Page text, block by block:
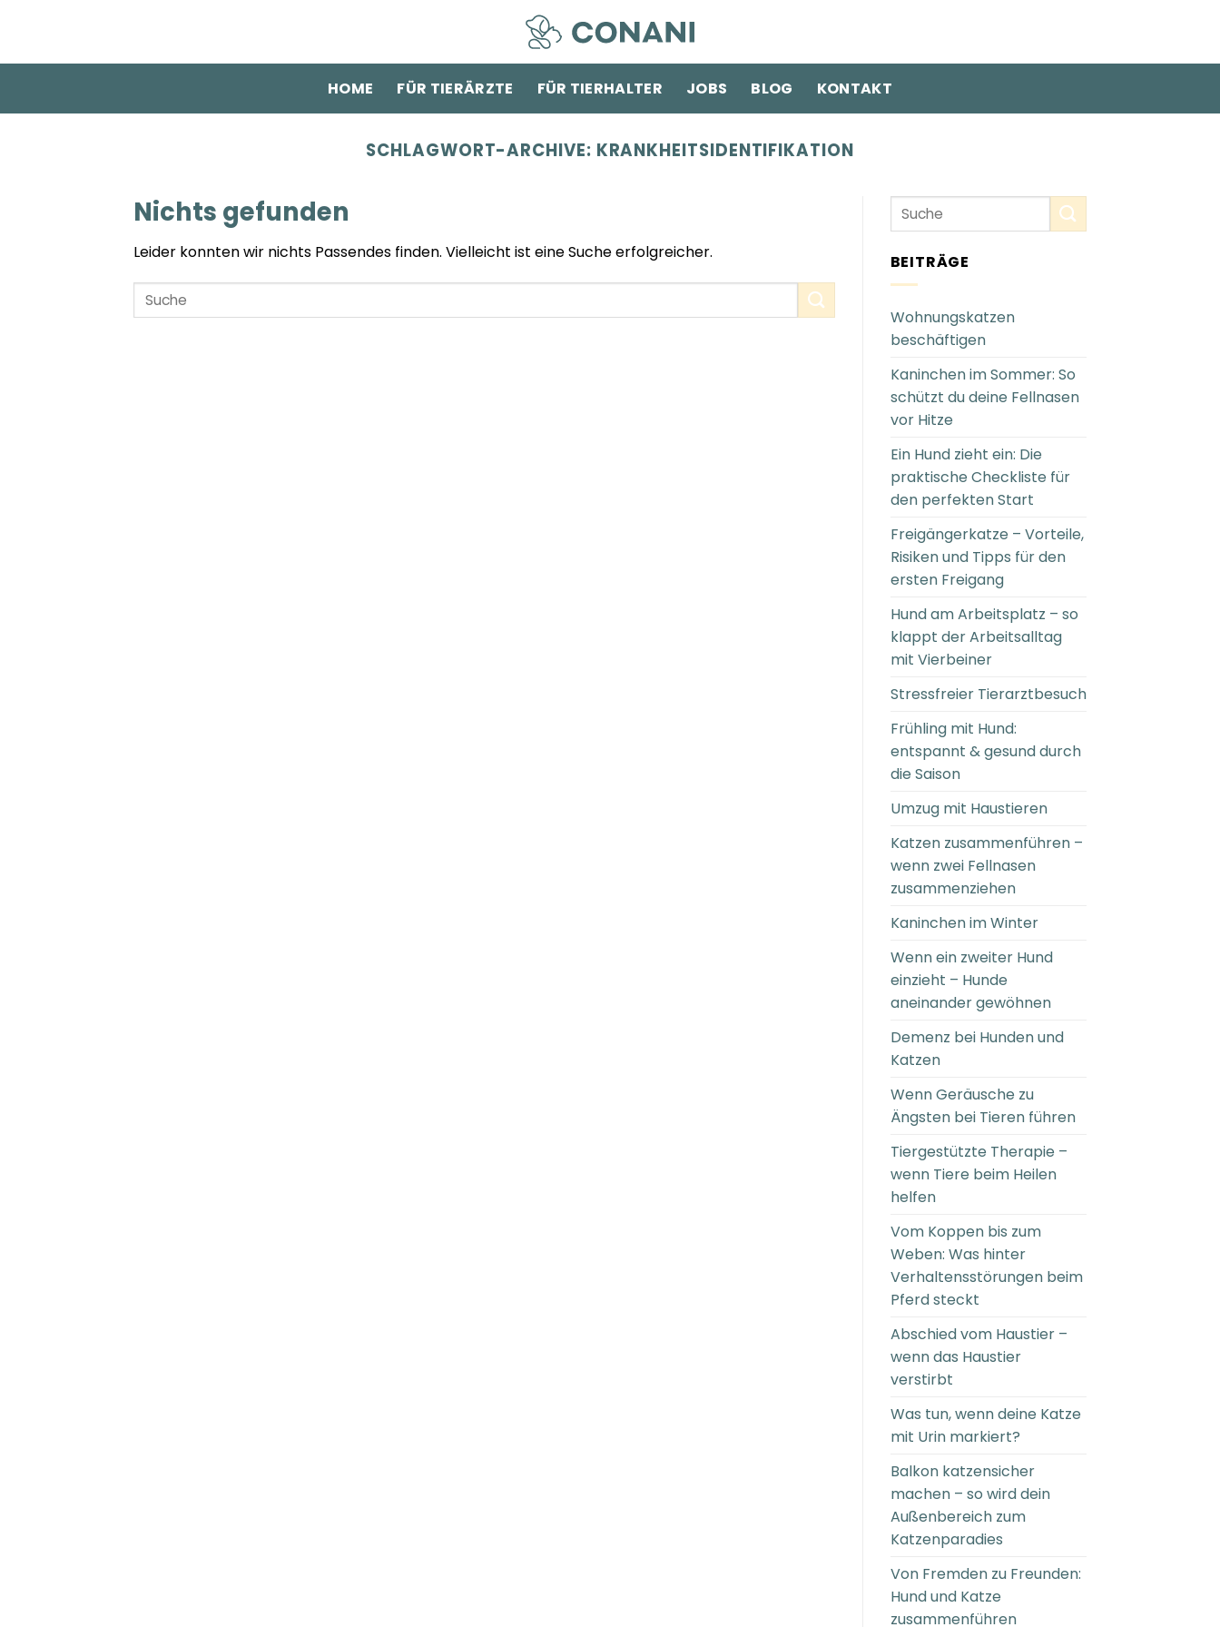
HOME
FÜR TIERÄRZTE FÜR TIERHALTER JOBS BLOG KONTAKT
SCHLAGWORT-ARCHIVE: KRANKHEITSIDENTIFIKATION
Nichts gefunden
Leider konnten wir nichts Passendes finden. Vielleicht ist eine Suche erfolgreicher. BEITRÄGE
Wohnungskatzen
beschäftigen
Kaninchen im Sommer: So
schützt du deine Fellnasen
vor Hitze
Ein Hund zieht ein: Die
praktische Checkliste für
den perfekten Start
Freigängerkatze – Vorteile,
Risiken und Tipps für den
ersten Freigang
Hund am Arbeitsplatz – so
klappt der Arbeitsalltag
mit Vierbeiner
Stressfreier Tierarztbesuch
Frühling mit Hund:
entspannt & gesund durch
die Saison
Umzug mit Haustieren
Katzen zusammenführen –
wenn zwei Fellnasen
zusammenziehen
Kaninchen im Winter
Wenn ein zweiter Hund
einzieht – Hunde
aneinander gewöhnen
Demenz bei Hunden und
Katzen
Wenn Geräusche zu
Ängsten bei Tieren führen
Tiergestützte Therapie –
wenn Tiere beim Heilen
helfen
Vom Koppen bis zum
Weben: Was hinter
Verhaltensstörungen beim
Pferd steckt
Abschied vom Haustier –
wenn das Haustier
verstirbt
Was tun, wenn deine Katze
mit Urin markiert?
Balkon katzensicher
machen – so wird dein
Außenbereich zum
Katzenparadies
Von Fremden zu Freunden:
Hund und Katze
zusammenführen